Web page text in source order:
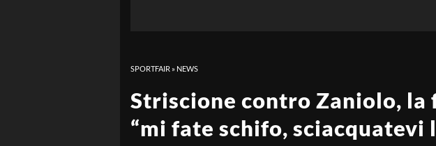
SPORTFAIR » NEWS
Striscione contro Zaniolo, la
“mi fate schifo, sciacquatevi